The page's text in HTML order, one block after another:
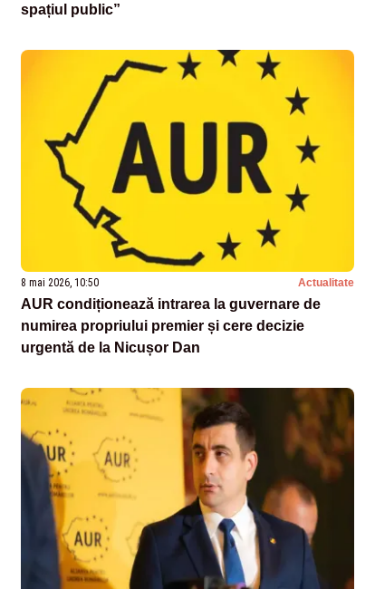
spațiul public”
8 mai 2026, 10:50 Actualitate
AUR condiționează intrarea la guvernare de
numirea propriului premier și cere decizie
urgentă de la Nicușor Dan